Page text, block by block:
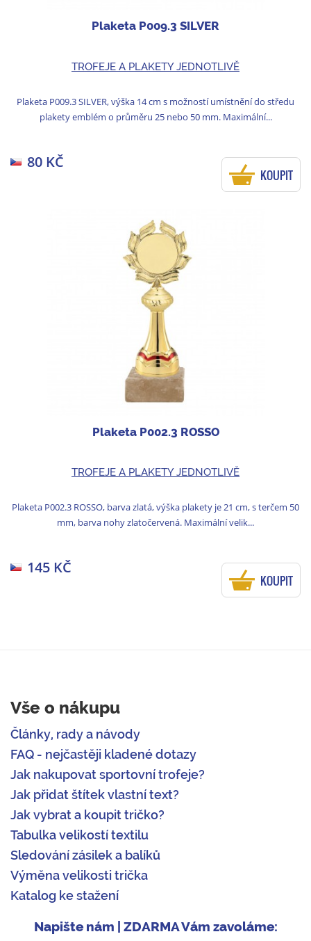
Plaketa P009.3 SILVER
TROFEJE A PLAKETY JEDNOTLIVĚ
Plaketa P009.3 SILVER, výška 14 cm s možností umístnění do středu
plakety emblém o průměru 25 nebo 50 mm. Maximální...
80 KČ
KOUPIT
Plaketa P002.3 ROSSO
TROFEJE A PLAKETY JEDNOTLIVĚ
Plaketa P002.3 ROSSO, barva zlatá, výška plakety je 21 cm, s terčem 50
mm, barva nohy zlatočervená. Maximální velik...
145 KČ
KOUPIT
Vše o nákupu
Články, rady a návody
FAQ - nejčastěji kladené dotazy
Jak nakupovat sportovní trofeje?
Jak přidat štítek vlastní text?
Jak vybrat a koupit tričko?
Tabulka velikostí textilu
Sledování zásilek a balíků
Výměna velikosti trička
Katalog ke stažení
Napište nám | ZDARMA Vám zavoláme: